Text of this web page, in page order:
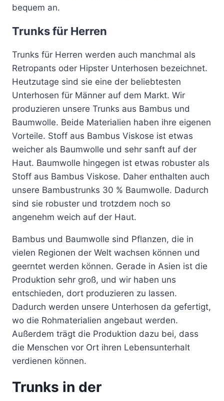
bequem an.
Trunks für Herren
Trunks für Herren werden auch manchmal als
Retropants oder Hipster Unterhosen bezeichnet.
Heutzutage sind sie eine der beliebtesten
Unterhosen für Männer auf dem Markt. Wir
produzieren unsere Trunks aus Bambus und
Baumwolle. Beide Materialien haben ihre eigenen
Vorteile. Stoff aus Bambus Viskose ist etwas
weicher als Baumwolle und sehr sanft auf der
Haut. Baumwolle hingegen ist etwas robuster als
Stoff aus Bambus Viskose. Daher enthalten auch
unsere Bambustrunks 30 % Baumwolle. Dadurch
sind sie robuster und trotzdem noch so
angenehm weich auf der Haut.
Bambus und Baumwolle sind Pflanzen, die in
vielen Regionen der Welt wachsen können und
geerntet werden können. Gerade in Asien ist die
Produktion sehr groß, und wir haben uns
entschieden, dort produzieren zu lassen.
Dadurch werden unsere Unterhosen da gefertigt,
wo die Rohmaterialien angebaut werden.
Außerdem trägt die Produktion dazu bei, dass
die Menschen vor Ort ihren Lebensunterhalt
verdienen können.
Trunks in der